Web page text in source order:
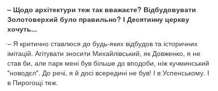
– Щодо архітектури теж так вважаєте? Відбудовувати
Золотоверхий було правильно? І Десятинну церкву
хочуть...
– Я критично ставлюся до будь-яких відбудов та історичних
імітацій. Агітувати зносити Михайлівський, як Довженко, я не
став би, але парк мені був більше до вподоби, ніж кучминський
"новодєл". До речі, я й досі всередині не був! І в Успенському. І
в Пирогощі теж.